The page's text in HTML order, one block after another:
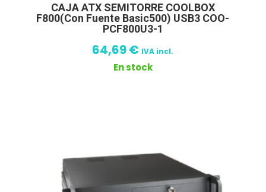
CAJA ATX SEMITORRE COOLBOX
F800(Con Fuente Basic500) USB3 COO-
PCF800U3-1
64,69€ IVA incl.
En stock